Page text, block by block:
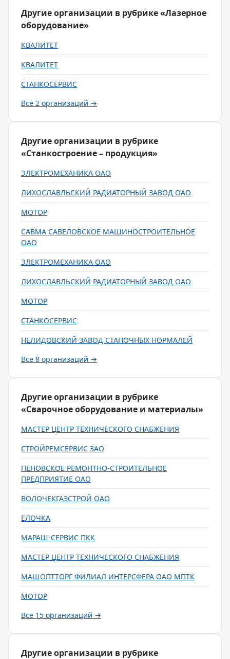
Другие организации в рубрике «Лазерное
оборудование»
КВАЛИТЕТ
КВАЛИТЕТ
СТАНКОСЕРВИС
Все 2 организаций →
Другие организации в рубрике
«Станкостроение – продукция»
ЭЛЕКТРОМЕХАНИКА ОАО
ЛИХОСЛАВЛЬСКИЙ РАДИАТОРНЫЙ ЗАВОД ОАО
МОТОР
САВМА САВЕЛОВСКОЕ МАШИНОСТРОИТЕЛЬНОЕ
ОАО
ЭЛЕКТРОМЕХАНИКА ОАО
ЛИХОСЛАВЛЬСКИЙ РАДИАТОРНЫЙ ЗАВОД ОАО
МОТОР
СТАНКОСЕРВИС
НЕЛИДОВСКИЙ ЗАВОД СТАНОЧНЫХ НОРМАЛЕЙ
Все 8 организаций →
Другие организации в рубрике
«Сварочное оборудование и материалы»
МАСТЕР ЦЕНТР ТЕХНИЧЕСКОГО СНАБЖЕНИЯ
СТРОЙРЕМСЕРВИС ЗАО
ПЕНОВСКОЕ РЕМОНТНО-СТРОИТЕЛЬНОЕ
ПРЕДПРИЯТИЕ ОАО
ВОЛОЧЕКГАЗСТРОЙ ОАО
ЕЛОЧКА
МАРАШ-СЕРВИС ПКК
МАСТЕР ЦЕНТР ТЕХНИЧЕСКОГО СНАБЖЕНИЯ
МАШОПТТОРГ ФИЛИАЛ ИНТЕРСФЕРА ОАО МПТК
МОТОР
Все 15 организаций →
Другие организации в рубрике